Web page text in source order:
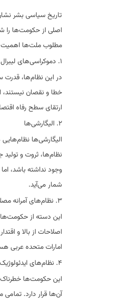
تاریخ سیاسی بشر
اصلی از حکومت‌ها را
مطلوب ملت‌ها اهمیت
۱. دموکراسی‌های لیبرال
در این نظام‌ها، قدرت
خطا و نقصان
ارتقای سطح رفاه
۲. الیگارشی‌ها
الیگارشی‌ها
نظام‌ها، ثروت و
وجود نداشته باشد،
شمار می‌آید.
۳. نظام‌های آمرانه مصلح
این دسته از حکومت‌ها،
اصلاحات از بالا و
امارات متحده عربی
۴. نظام‌های ایدئولوژیک
این حکومت‌ها
آن‌ها قرار دارد.